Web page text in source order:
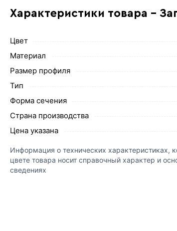
Характеристики товара -
Цвет
Материал
Размер профиля
Тип
Форма сечения
Страна производства
Цена указана
Информация о технических характеристиках,
цвете товара носит справочный характер и
сведениях